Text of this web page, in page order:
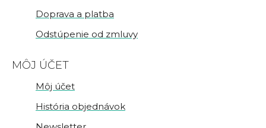
Doprava a platba
Odstúpenie od zmluvy
MÔJ ÚČET
Môj účet
História objednávok